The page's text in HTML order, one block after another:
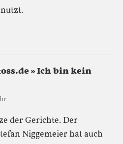
» Ich bin kein
der Gerichte. Der
Niggemeier hat auch